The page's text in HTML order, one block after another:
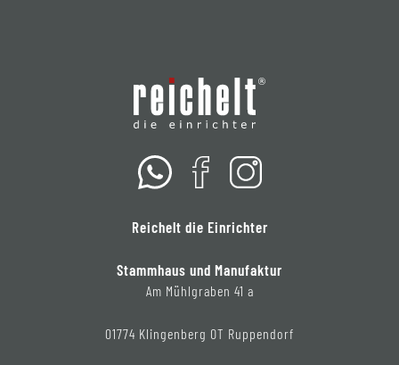
Reichelt die Einrichter
Stammhaus und Manufaktur
Am Mühlgraben 41 a
01774 Klingenberg OT Ruppendorf